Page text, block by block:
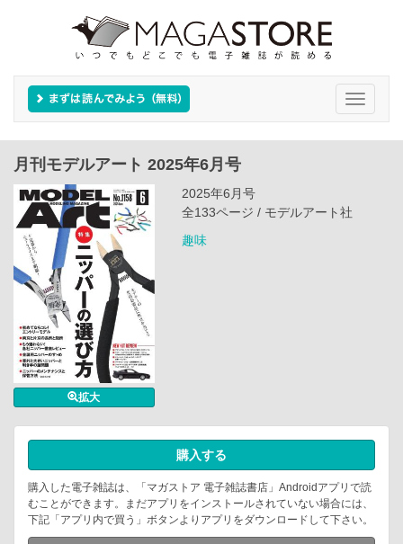
Toggle
月刊モデルアート 2025年6月号
拡大
2025年6月号
全133ページ / モデルアート社
趣味
購入する
購入した電子雑誌は、「マガストア 電子雑誌書店」Androidアプリで読
むことができます。まだアプリをインストールされていない場合には、
下記「アプリ内で買う」ボタンよりアプリをダウンロードして下さい。